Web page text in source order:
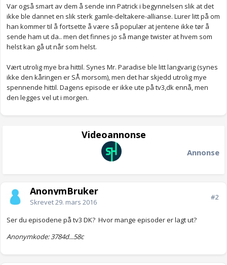
Var også smart av dem å sende inn Patrick i begynnelsen slik at det
ikke ble dannet en slik sterk gamle-deltakere-allianse. Lurer litt på om
han kommer til å fortsette å være så populær at jentene ikke tør å
sende ham ut da.. men det finnes jo så mange twister at hvem som
helst kan gå ut når som helst.
Vært utrolig mye bra hittil. Synes Mr. Paradise ble litt langvarig (synes
ikke den kåringen er SÅ morsom), men det har skjedd utrolig mye
spennende hittil. Dagens episode er ikke ute på tv3,dk ennå, men
den legges vel ut i morgen.
Videoannonse
Annonse
AnonymBruker
Skrevet29. mars 2016
#2
Ser du episodene på tv3 DK? Hvor mange episoder er lagt ut?
Anonymkode: 3784d...58c